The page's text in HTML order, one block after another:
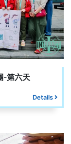
-第六天
Details